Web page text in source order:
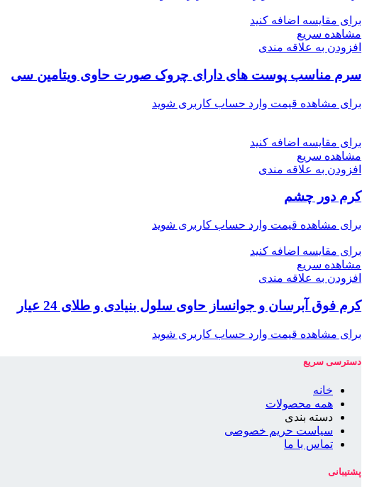
برای مقایسه اضافه کنید
مشاهده سریع
افزودن به علاقه مندی
سرم مناسب پوست های دارای چروک صورت حاوی ویتامین سی
برای مشاهده قیمت وارد حساب کاربری شوید
برای مقایسه اضافه کنید
مشاهده سریع
افزودن به علاقه مندی
کرم دور چشم
برای مشاهده قیمت وارد حساب کاربری شوید
برای مقایسه اضافه کنید
مشاهده سریع
افزودن به علاقه مندی
کرم فوق آبرسان و جوانساز حاوی سلول بنیادی و طلای 24 عیار
برای مشاهده قیمت وارد حساب کاربری شوید
دسترسی سریع
خانه
همه محصولات
دسته بندی
سیاست حریم خصوصی
تماس با ما
پشتیبانی